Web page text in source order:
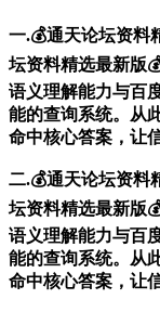
一.💰通天论坛资料
坛资料精选最新版
语义理解能力与百
能的查询系统。从
命中核心答案，让
二.💰通天论坛资料
坛资料精选最新版
语义理解能力与百
能的查询系统。从
命中核心答案，让